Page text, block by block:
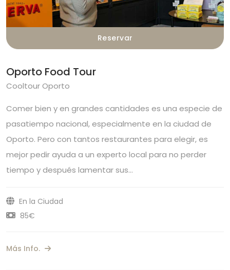
Reservar
Oporto Food Tour
Cooltour Oporto
Comer bien y en grandes cantidades es una especie de
pasatiempo nacional, especialmente en la ciudad de
Oporto. Pero con tantos restaurantes para elegir, es
mejor pedir ayuda a un experto local para no perder
tiempo y después lamentar sus…
En la Ciudad
85€
Más Info.